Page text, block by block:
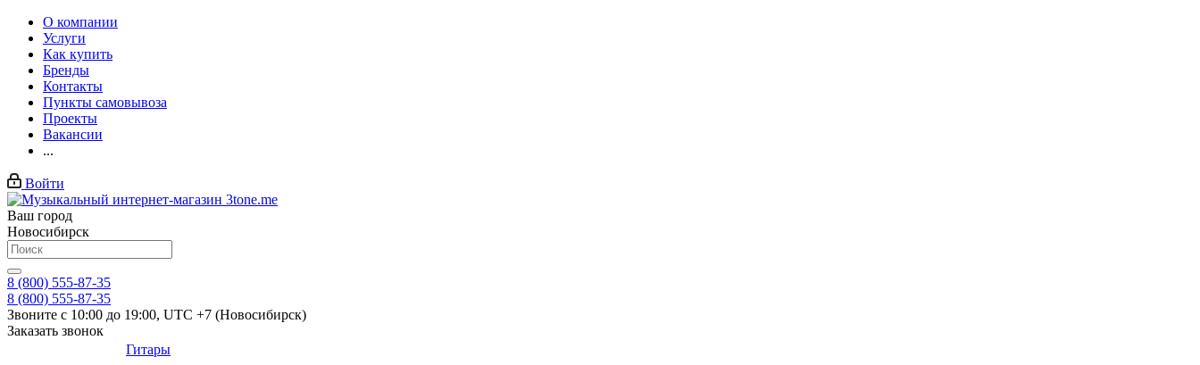
О компании
Услуги
Как купить
Бренды
Контакты
Пункты самовывоза
Проекты
Вакансии
...
Войти
Ваш город
Новосибирск
8 (800) 555-87-35
8 (800) 555-87-35
Звоните с 10:00 до 19:00, UTC +7 (Новосибирск)
Заказать звонок
Гитары